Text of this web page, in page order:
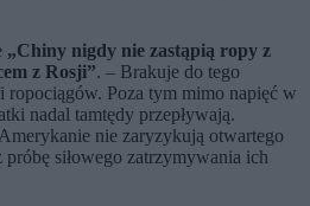
„Chiny nigdy nie zastąpią ropy z
z Rosji”. – Brakuje do tego
Poza tym mimo napięć w
nadal tamtędy przepływają.
nie zaryzykują otwartego
siłowego zatrzymywania ich